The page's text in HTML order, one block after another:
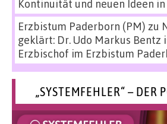
Kontinuität und neuen Ideen
Erzbistum Paderborn (PM) zu
geklärt: Dr. Udo Markus Bentz
Erzbischof im Erzbistum
„SYSTEMFEHLER“ – DER